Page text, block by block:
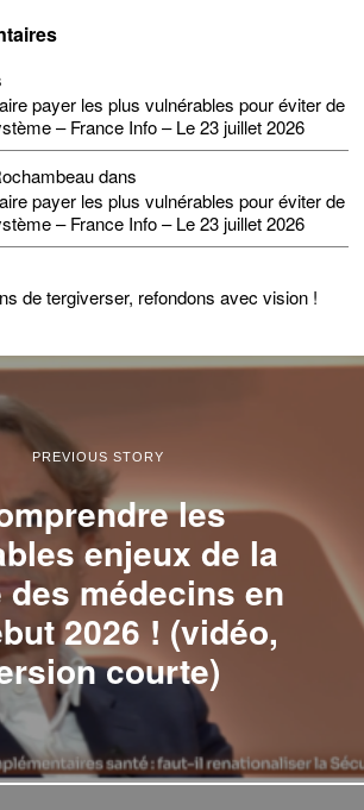
payer les plus vulnérables pour éviter de
– France Info – Le 23 juillet 2026
dans
payer les plus vulnérables pour éviter de
– France Info – Le 23 juillet 2026
de tergiverser, refondons avec vision !
PREVIOUS STORY
les
enjeux de la
des médecins en
2026 ! (vidéo,
courte)